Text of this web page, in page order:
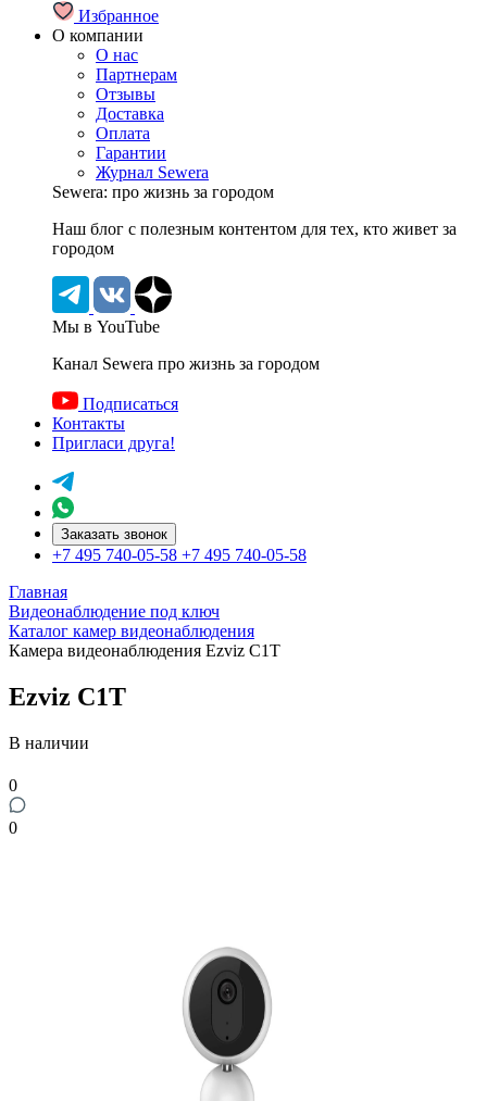
Избранное
О компании
О нас
Партнерам
Отзывы
Доставка
Оплата
Гарантии
Журнал Sewera
Sewera: про жизнь за городом
Наш блог c полезным контентом для тех, кто живет за
городом
Мы в YouTube
Канал Sewera про жизнь за городом
Подписаться
Контакты
Пригласи друга!
Заказать звонок
+7 495 740-05-58 +7 495 740-05-58
Главная
Видеонаблюдение под ключ
Каталог камер видеонаблюдения
Камера видеонаблюдения Ezviz C1T
Ezviz C1T
В наличии
0
0